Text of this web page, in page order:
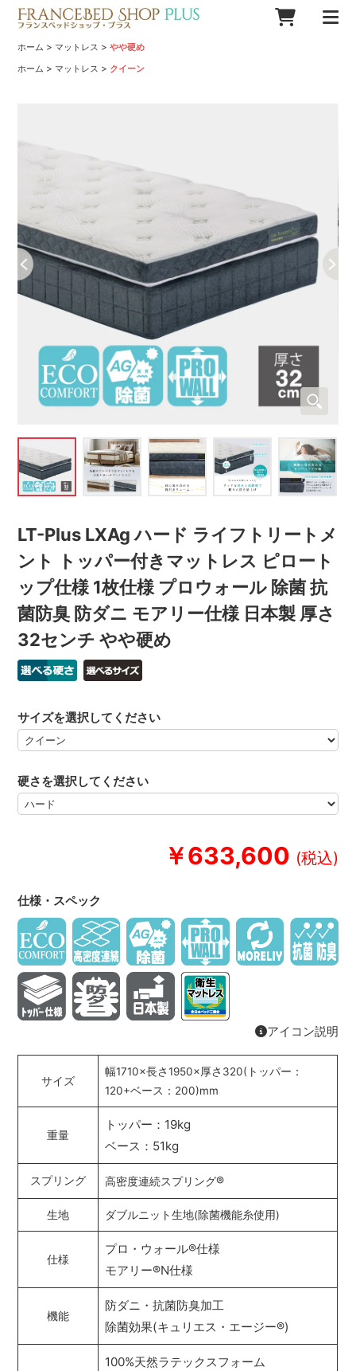
ホーム > マットレス >やや硬め
ホーム > マットレス > クイーン
LT-Plus LXAg ハード ライフトリートメ
ント トッパー付きマットレス ピロート
ップ仕様 1枚仕様 プロウォール 除菌 抗
菌防臭 防ダニ モアリー仕様 日本製 厚さ
32センチ やや硬め
￥633,600
サイズを選択してください
硬さを選択してください
仕様・スペック
アイコン説明
サイズ
幅1710×長さ1950×厚さ320(トッパー：
120+ベース：200)mm
重量
トッパー：19kg
ベース：51kg
スプリング 高密度連続スプリング®
生地 ダブルニット生地(除菌機能糸使用)
仕様
プロ・ウォール®仕様
モアリー®N仕様
機能
防ダニ・抗菌防臭加工
除菌効果(キュリエス・エージー®)
100%天然ラテックスフォーム